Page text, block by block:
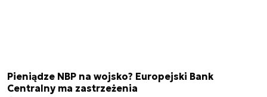
Pieniądze NBP na wojsko? Europejski Bank
Centralny ma zastrzeżenia